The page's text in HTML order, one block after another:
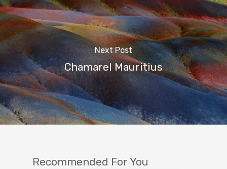
Next Post
Chamarel Mauritius
Recommended For You